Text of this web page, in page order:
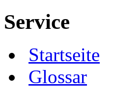
Service
Startseite
Glossar